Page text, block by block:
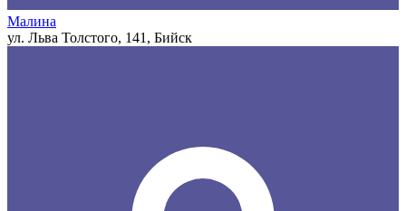
Малина
ул. Льва Толстого, 141, Бийск